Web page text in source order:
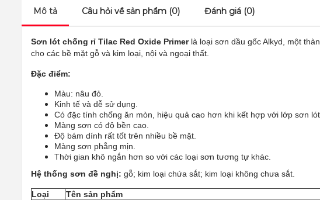
Mô tả Câu hỏi về sản phẩm (0) Đánh giá (0)
Sơn lót chống rỉ Tilac Red Oxide Primerlà loại sơn dầu gốc Alkyd, một
cho các bề mặt gỗ và kim loại, nội và ngoại thất.
Đặc điểm:
Màu: nâu đỏ.
Kinh tế và dễ sử dụng.
Có đặc tính chống ăn mòn, hiệu quả cao hơn khi kết hợp với lớp sơn
Màng sơn có độ bền cao.
Độ bám dính rất tốt trên nhiều bề mặt.
Màng sơn phẳng mịn.
Thời gian khô ngắn hơn so với các loại sơn tương tự khác.
Hệ thống sơn đề nghị: gỗ; kim loại chứa sắt; kim loại không chưa sắt.
Loại Tên sản phẩm